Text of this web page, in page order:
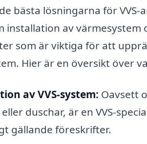
bästa lösningarna för VVS-
installation av
som är viktiga för att
Hier är en översikt över
av VVS-system: Oavsett
duschar, är en VVS-
gällande föreskrifter.